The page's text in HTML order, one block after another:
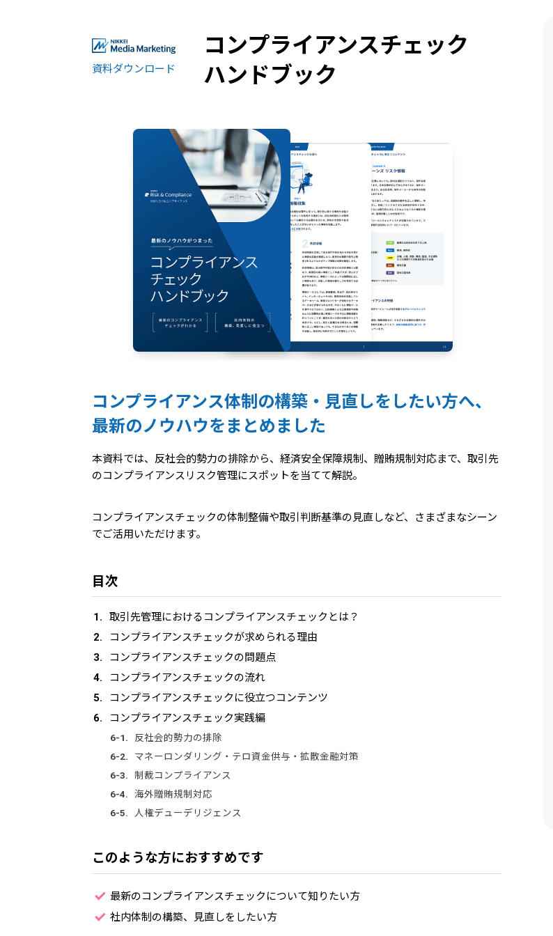
資料ダウンロード
コンプライアンスチェック
ハンドブック
コンプライアンス体制の構築・見直しをしたい方へ、
最新のノウハウをまとめました
本資料では、反社会的勢力の排除から、経済安全保障規制、贈賄規制対応まで、取引先
のコンプライアンスリスク管理にスポットを当てて解説。
コンプライアンスチェックの体制整備や取引判断基準の見直しなど、さまざまなシーン
でご活用いただけます。
目次
取引先管理におけるコンプライアンスチェックとは？
コンプライアンスチェックが求められる理由
コンプライアンスチェックの問題点
コンプライアンスチェックの流れ
コンプライアンスチェックに役立つコンテンツ
コンプライアンスチェック実践編
反社会的勢力の排除
マネーロンダリング・テロ資金供与・拡散金融対策
制裁コンプライアンス
海外贈賄規制対応
人権デューデリジェンス
このような方におすすめです
最新のコンプライアンスチェックについて知りたい方
社内体制の構築、見直しをしたい方